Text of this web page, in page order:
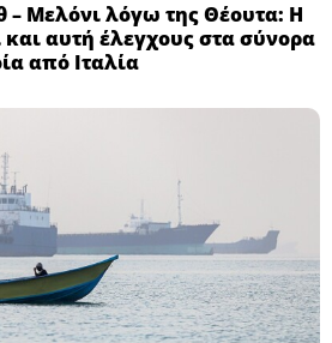
– Μελόνι λόγω της Θέουτα: Η
αυτή έλεγχους στα σύνορα
από Ιταλία